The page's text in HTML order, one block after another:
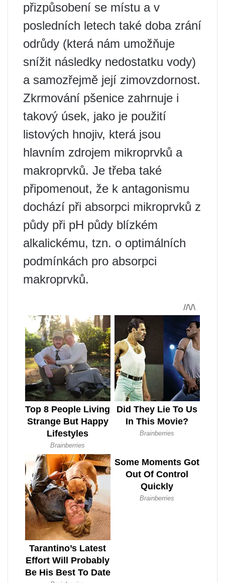
přizpůsobení se místu a v
posledních letech také doba zrání
odrůdy (která nám umožňuje
snížit následky nedostatku vody)
a samozřejmě její zimovzdornost.
Zkrmování pšenice zahrnuje i
takový úsek, jako je použití
listových hnojiv, která jsou
hlavním zdrojem mikroprvků a
makroprvků. Je třeba také
připomenout, že k antagonismu
dochází při absorpci mikroprvků z
půdy při pH půdy blízkém
alkalickému, tzn. o optimálních
podmínkách pro absorpci
makroprvků.